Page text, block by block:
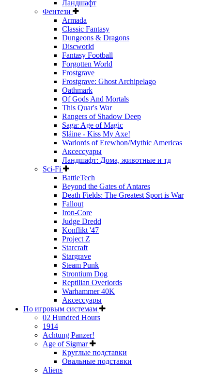
Ландшафт
Фентези
Armada
Classic Fantasy
Dungeons & Dragons
Discworld
Fantasy Football
Forgotten World
Frostgrave
Frostgrave: Ghost Archipelago
Oathmark
Of Gods And Mortals
This Quar's War
Rangers of Shadow Deep
Saga: Age of Magic
Sláine - Kiss My Axe!
Warlords of Erewhon/Mythic Americas
Аксессуары
Ландшафт: Дома, животные и тд
Sci-Fi
BattleTech
Beyond the Gates of Antares
Death Fields: The Greatest Sport is War
Fallout
Iron-Core
Judge Dredd
Konflikt '47
Project Z
Starcraft
Stargrave
Steam Punk
Strontium Dog
Reptilian Overlords
Warhammer 40K
Аксессуары
По игровым системам
02 Hundred Hours
1914
Achtung Panzer!
Age of Sigmar
Круглые подставки
Овальные подставки
Aliens